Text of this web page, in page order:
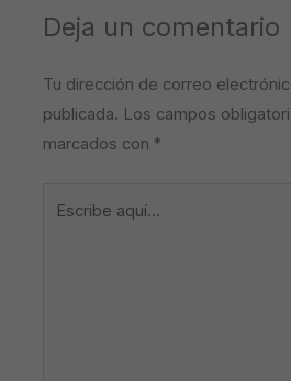
Deja un comentario
Tu dirección de correo
publicada. Los campos
marcados con *